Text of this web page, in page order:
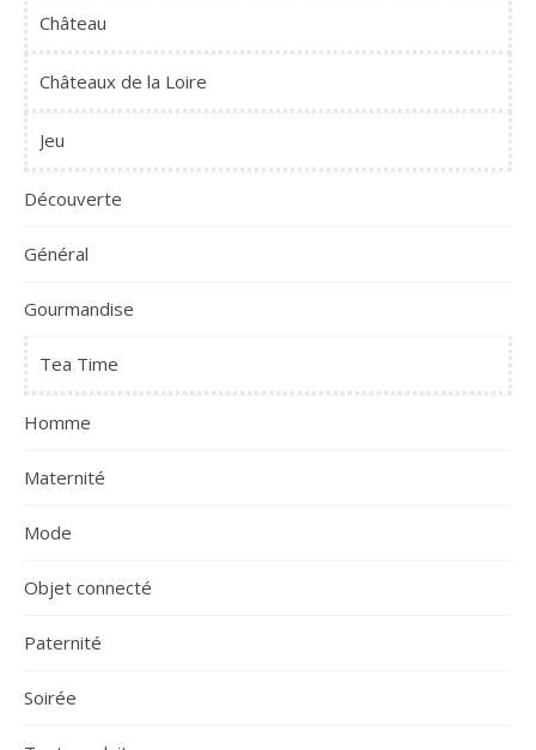
Château
Châteaux de la Loire
Jeu
Découverte
Général
Gourmandise
Tea Time
Homme
Maternité
Mode
Objet connecté
Paternité
Soirée